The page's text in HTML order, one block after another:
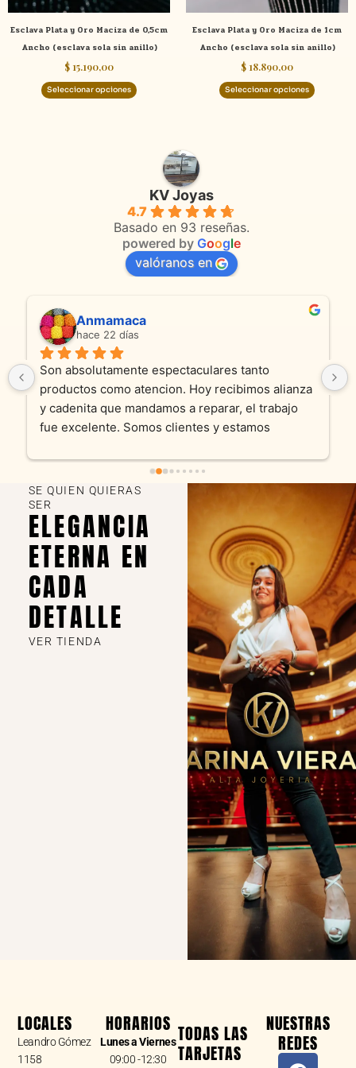
Esclava Plata y Oro Maciza de 0,5cm
Ancho (esclava sola sin anillo)
$ 15.190,00
Seleccionar opciones
elegir
en
la
de
Esclava Plata y Oro Maciza de 1cm
Ancho (esclava sola sin anillo)
$ 18.890,00
Seleccionar opciones
elegir
en
la
de
KV Joyas
4.7
Basado en 93 reseñas.
powered by Google
valóranos en
Anmamaca
hace 22 días
Son absolutamente espectaculares tanto
productos como atencion. Hoy recibimos alianza
y cadenita que mandamos a reparar, el trabajo
fue excelente. Somos clientes y estamos
SE QUIEN QUIERAS
SER
ELEGANCIA
ETERNA EN
CADA
DETALLE
VER TIENDA
LOCALES
Leandro Gómez
1158
HORARIOS
Lunes a Viernes
09:00 -12:30
TODAS LAS
TARJETAS
NUESTRAS
REDES
F
I
W